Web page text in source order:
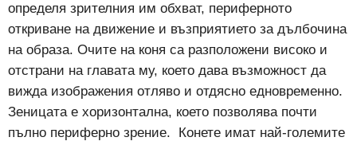
определя зрителния им обхват, периферното
откриване на движение и възприятието за дълбочина
на образа. Очите на коня са разположени високо и
отстрани на главата му, което дава възможност да
вижда изображения отляво и отдясно едновременно.
Зеницата е хоризонтална, което позволява почти
пълно периферно зрение.
Конете имат най-големите